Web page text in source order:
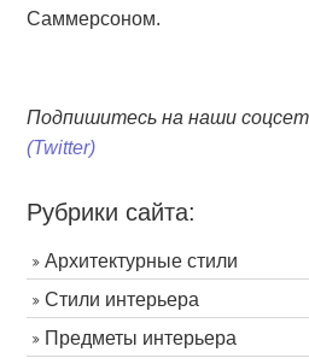
Саммерсоном.
Подпишитесь на наши
(Twitter)
Рубрики сайта:
Архитектурные стили
Стили интерьера
Предметы интерьера